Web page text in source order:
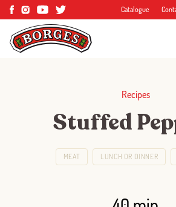
Catalogue
Recipes
Stuffed
MEAT LUNCH OR DINNER